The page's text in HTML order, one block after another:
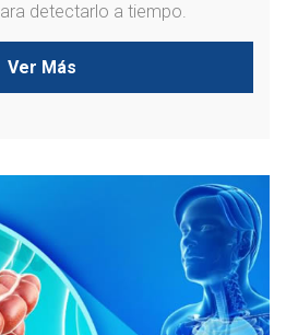
detectarlo a tiempo.
Ver Más